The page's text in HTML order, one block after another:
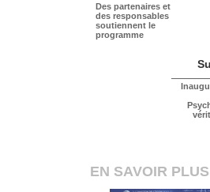
Des partenaires et
des responsables
soutiennent le
programme
EN SAVOIR PLUS